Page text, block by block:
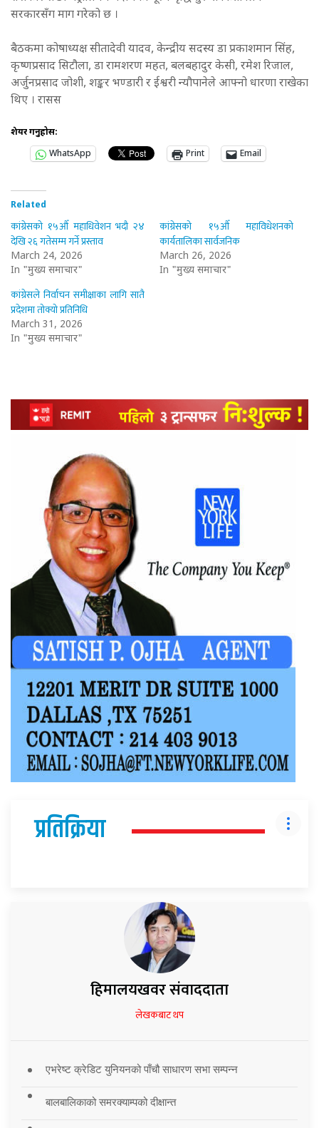
सरकारसँग माग गरेको छ ।
बैठकमा कोषाध्यक्ष सीतादेवी यादव, केन्द्रीय सदस्य डा प्रकाशमान सिंह,
कृष्णप्रसाद सिटौला, डा रामशरण महत, बलबहादुर केसी, रमेश रिजाल,
अर्जुनप्रसाद जोशी, शङ्कर भण्डारी र ईश्वरी न्यौपानेले आफ्नो धारणा राखेका
थिए । रासस
शेयर गर्नुहोस:
WhatsApp
Print Email
Related
कांग्रेसको १५औँ महाधिवेशन भदौ २४
देखि २६ गतेसम्म गर्ने प्रस्ताव
March 24, 2026
In "मुख्य समाचार"
कांग्रेसको १५औँ महाविधेशनको
कार्यतालिका सार्वजनिक
March 26, 2026
In "मुख्य समाचार"
कांग्रेसले निर्वाचन समीक्षाका लागि सातै
प्रदेशमा तोक्यो प्रतिनिधि
March 31, 2026
In "मुख्य समाचार"
प्रतिक्रिया
हिमालयखवर संवाददाता
लेखकबाट थप
एभरेष्ट क्रेडिट युनियनको पाँचौ साधारण सभा सम्पन्न
बालबालिकाको समरक्याम्पको दीक्षान्त